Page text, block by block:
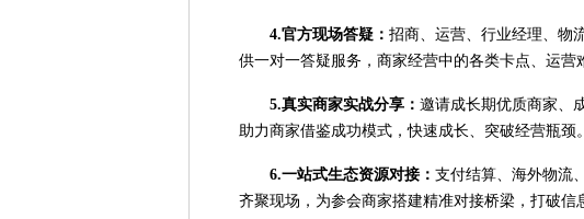
4.官方现场答疑： 招商、运营、行业经理、物
供一对一答疑服务，商家经营中的各类卡点、运营
5.真实商家实战分享： 邀请成长期优质商家、
助力商家借鉴成功模式，快速成长、突破经营瓶颈。
6.一站式生态资源对接： 支付结算、海外物流
齐聚现场，为参会商家搭建精准对接桥梁，打破信